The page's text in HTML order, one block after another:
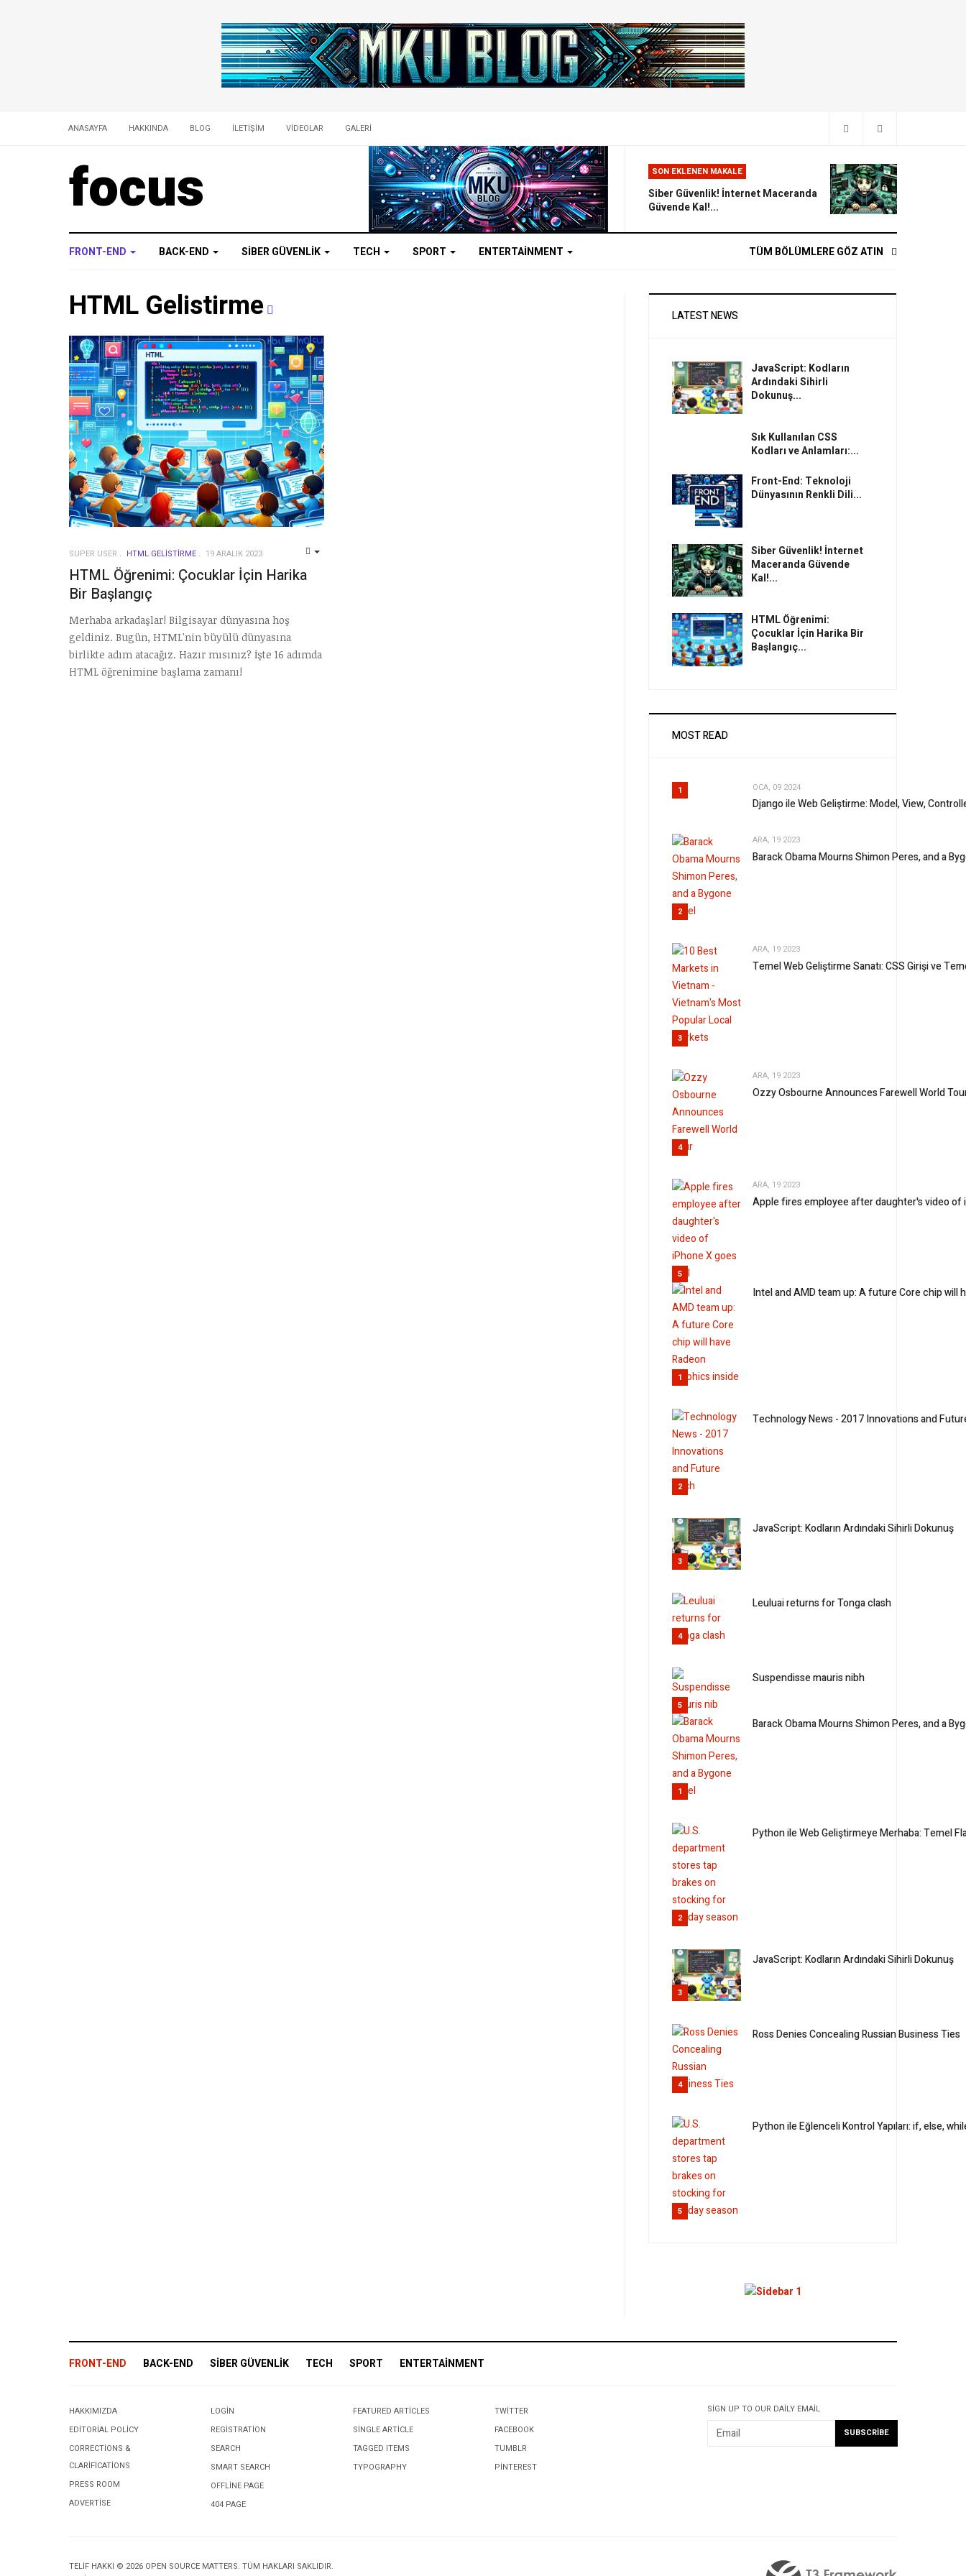
ANASAYFA HAKKINDA BLOG İLETIŞIM VIDEOLAR GALERI
focus SON EKLENEN MAKALE
Siber Güvenlik! İnternet Maceranda
Güvende Kal!...
FRONT-END BACK-END SIBER GÜVENLIK TECH SPORT ENTERTAINMENT TÜM BÖLÜMLERE GÖZ ATIN
HTML Gelistirme
SUPER USER HTML GELISTIRME 19 ARALIK 2023
HTML Öğrenimi: Çocuklar İçin Harika
Bir Başlangıç
Merhaba arkadaşlar! Bilgisayar dünyasına hoş
geldiniz. Bugün, HTML'nin büyülü dünyasına
birlikte adım atacağız. Hazır mısınız? İşte 16 adımda
HTML öğrenimine başlama zamanı!
LATEST NEWS
JavaScript: Kodların
Ardındaki Sihirli
Dokunuş...
Sık Kullanılan CSS
Kodları ve Anlamları:...
Front-End: Teknoloji
Dünyasının Renkli Dili...
Siber Güvenlik! İnternet
Maceranda Güvende
Kal!...
HTML Öğrenimi:
Çocuklar İçin Harika Bir
Başlangıç...
MOST READ
1 OCA, 09 2024
Django ile Web Geliştirme: Model, View,
2
ARA, 19 2023
Barack Obama Mourns Shimon Peres, and a
3
ARA, 19 2023
Temel Web Geliştirme Sanatı: CSS Girişi ve
4
ARA, 19 2023
Ozzy Osbourne Announces Farewell World
5
ARA, 19 2023
Apple fires employee after daughter's video of
1
Intel and AMD team up: A future Core chip will
2
Technology News - 2017 Innovations and
3
JavaScript: Kodların Ardındaki Sihirli Dokunuş
4
Leuluai returns for Tonga clash
5
Suspendisse mauris nibh
1
Barack Obama Mourns Shimon Peres, and a
2
Python ile Web Geliştirmeye Merhaba: Temel
3
JavaScript: Kodların Ardındaki Sihirli Dokunuş
4
Ross Denies Concealing Russian Business Ties
5
Python ile Eğlenceli Kontrol Yapıları: if, else,
FRONT-END BACK-END SIBER GÜVENLIK TECH SPORT ENTERTAINMENT
HAKKIMIZDA
EDITORIAL POLICY
CORRECTIONS &
CLARIFICATIONS
PRESS ROOM
ADVERTISE
LOGIN
REGISTRATION
SEARCH
SMART SEARCH
OFFLINE PAGE
404 PAGE
FEATURED ARTICLES
SINGLE ARTICLE
TAGGED ITEMS
TYPOGRAPHY
TWITTER
FACEBOOK
TUMBLR
PINTEREST
SIGN UP TO OUR DAILY EMAIL
TELIF HAKKI © 2026 OPEN SOURCE MATTERS. TÜM HAKLARI SAKLIDIR.